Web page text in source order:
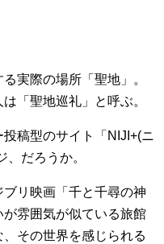
実際の場所「聖地」。
「聖地巡礼」と呼ぶ。
稿型のサイト「NIJI+(ニ
だろうか。
リ映画「千と千尋の神
雰囲気が似ている旅館
、その世界を感じられる